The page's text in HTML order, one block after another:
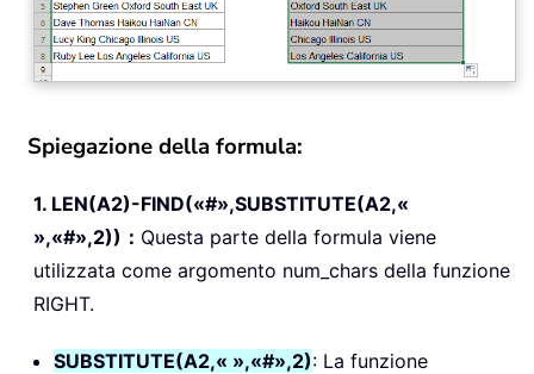
Spiegazione della formula:
1. LEN(A2)-FIND(«#»,SUBSTITUTE(A2,«
»,«#»,2))： Questa parte della formula viene
utilizzata come argomento num_chars della funzione
RIGHT.
SUBSTITUTE(A2,« »,«#»,2): La funzione